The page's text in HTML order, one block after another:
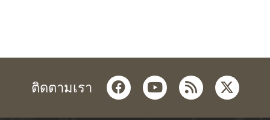
ติดตามเรา facebookyoutube
rss twitter